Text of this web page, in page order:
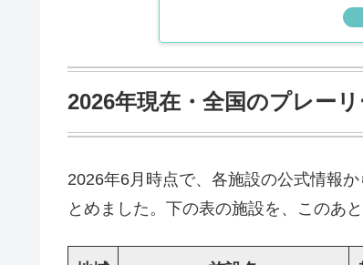
2026年現在・全国のプレー
2026年6月時点で、各施設の公式情報
とめました。下の表の施設を、このあ